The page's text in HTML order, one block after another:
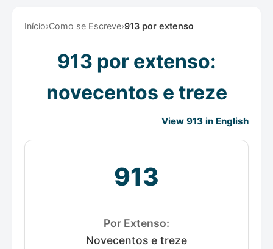
Início›Como se Escreve›913 por extenso
913 por extenso:
novecentos e treze
View 913 in English
913
Por Extenso:
Novecentos e treze